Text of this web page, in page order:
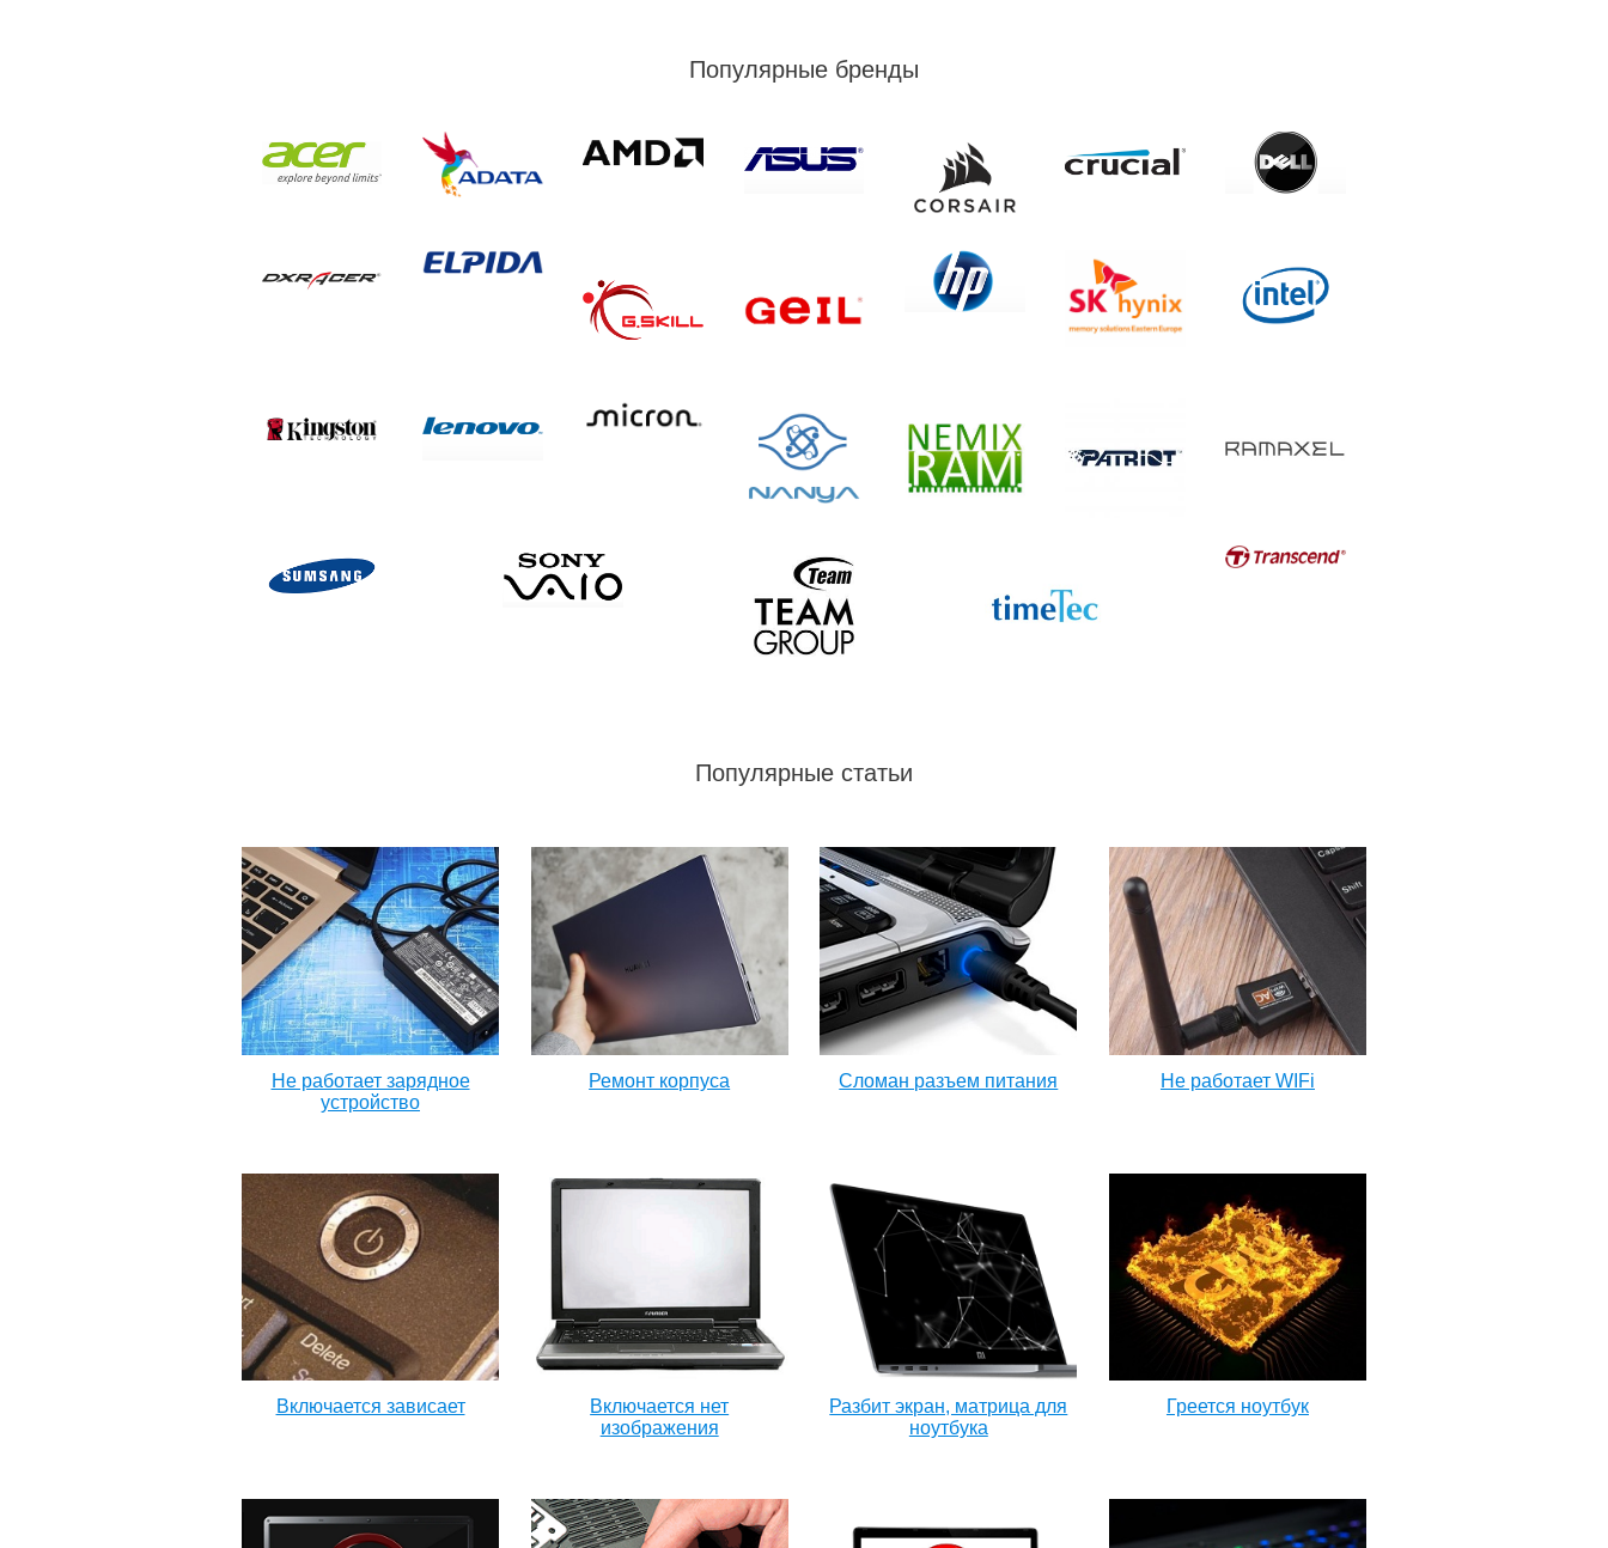
Популярные бренды
Популярные статьи
Не работает зарядное
устройство
Ремонт корпуса Сломан разъем питания Не работает WIFi
Включается зависает
Включается нет
изображения
Разбит экран, матрица для
ноутбука
Греется ноутбук